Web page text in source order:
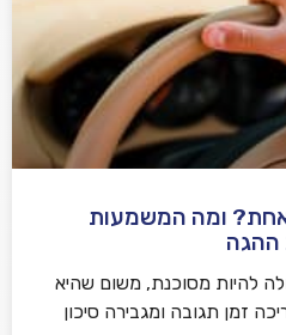
אחת? ומה המשמעות
ההגה
להיות מסוכנת, משום שהיא
זמן תגובה ומגבירה סיכון